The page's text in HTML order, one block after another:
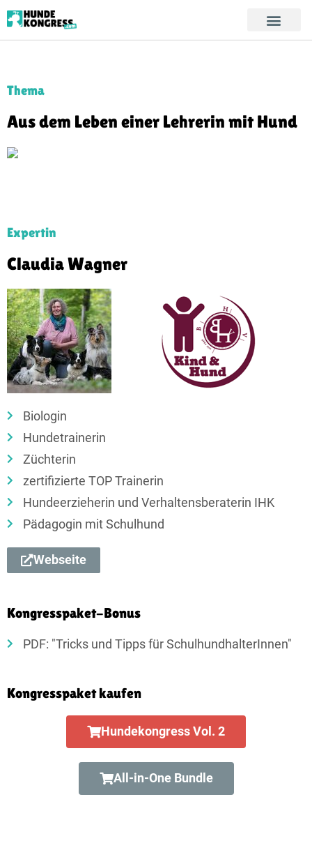
Thema
Aus dem Leben einer Lehrerin mit Hund
Expertin
Claudia Wagner
Biologin
Hundetrainerin
Züchterin
zertifizierte TOP Trainerin
Hundeerzieherin und Verhaltensberaterin IHK
Pädagogin mit Schulhund
Webseite
Kongresspaket-Bonus
PDF: "Tricks und Tipps für SchulhundhalterInnen"
Kongresspaket kaufen
Hundekongress Vol. 2
All-in-One Bundle